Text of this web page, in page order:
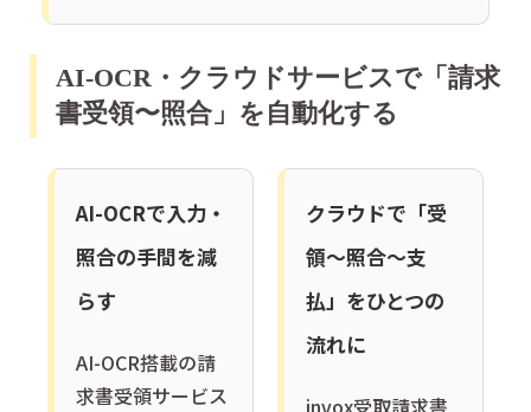
AI-OCR・クラウドサービスで「請求
書受領〜照合」を自動化する
AI-OCRで入力・
照合の手間を減
らす
AI-OCR搭載の請
求書受領サービス
クラウドで「受
領〜照合〜支
払」をひとつの
流れに
invox受取請求書